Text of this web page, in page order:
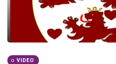
VIDEO